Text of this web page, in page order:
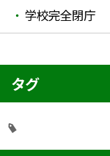
学校完全閉庁
タグ